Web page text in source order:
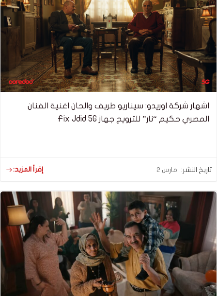
اشهار شركة اوريدو: سيناريو طريف والحان اغنية الفنان
المصري حكيم “نار” للترويج جهاز Fix Jdid 5G
تاريخ النشر: مارس 2 إقرأ المزيد: